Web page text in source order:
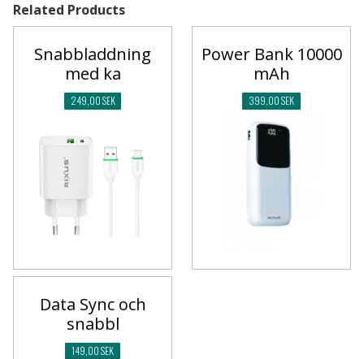
Related Products
Snabbladdning
med ka
249,00 SEK
Power Bank 10000
mAh
399,00 SEK
Data Sync och
snabbl
149,00 SEK